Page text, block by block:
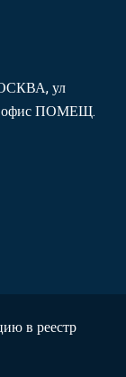
ул
ПОМЕЩ.
в реестр